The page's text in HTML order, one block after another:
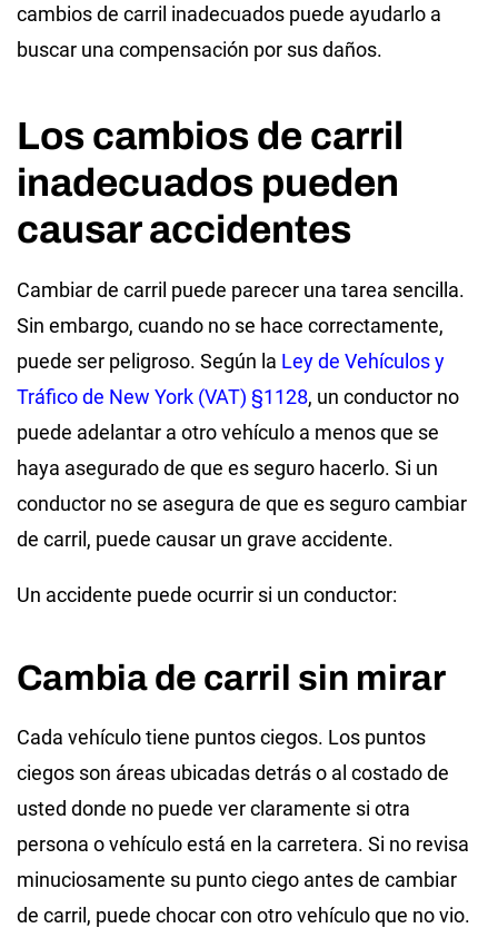
cambios de carril inadecuados puede ayudarlo a
buscar una compensación por sus daños.
Los cambios de carril
inadecuados pueden
causar accidentes
Cambiar de carril puede parecer una tarea sencilla.
Sin embargo, cuando no se hace correctamente,
puede ser peligroso. Según la Ley de Vehículos y
Tráfico de New York (VAT) §1128, un conductor no
puede adelantar a otro vehículo a menos que se
haya asegurado de que es seguro hacerlo. Si un
conductor no se asegura de que es seguro cambiar
de carril, puede causar un grave accidente.
Un accidente puede ocurrir si un conductor:
Cambia de carril sin mirar
Cada vehículo tiene puntos ciegos. Los puntos
ciegos son áreas ubicadas detrás o al costado de
usted donde no puede ver claramente si otra
persona o vehículo está en la carretera. Si no revisa
minuciosamente su punto ciego antes de cambiar
de carril, puede chocar con otro vehículo que no vio.